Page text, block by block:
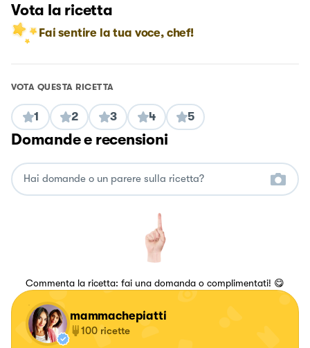
Vota la ricetta
Fai sentire la tua voce, chef!
VOTA QUESTA RICETTA
1 2 3 4 5
Domande e recensioni
Commenta la ricetta: fai una domanda o complimentati! 😋
mammachepiatti
100 ricette